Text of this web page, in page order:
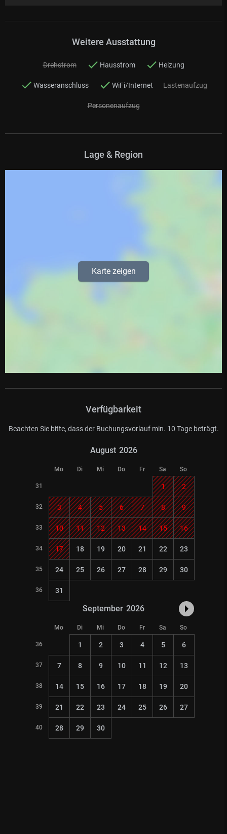
Weitere Ausstattung
Drehstrom Hausstrom Heizung
Wasseranschluss WiFi/Internet Lastenaufzug
Personenaufzug
Lage & Region
Karte zeigen
Verfügbarkeit
Beachten Sie bitte, dass der Buchungsvorlauf min. 10 Tage beträgt.
August 2026
Mo Di Mi Do Fr Sa So
31 1 2
32 3 4 5 6 7 8 9
33 10 11 12 13 14 15 16
34 17 18 19 20 21 22 23
35 24 25 26 27 28 29 30
36 31
September 2026
Mo Di Mi Do Fr Sa So
36 1 2 3 4 5 6
37 7 8 9 10 11 12 13
38 14 15 16 17 18 19 20
39 21 22 23 24 25 26 27
40 28 29 30